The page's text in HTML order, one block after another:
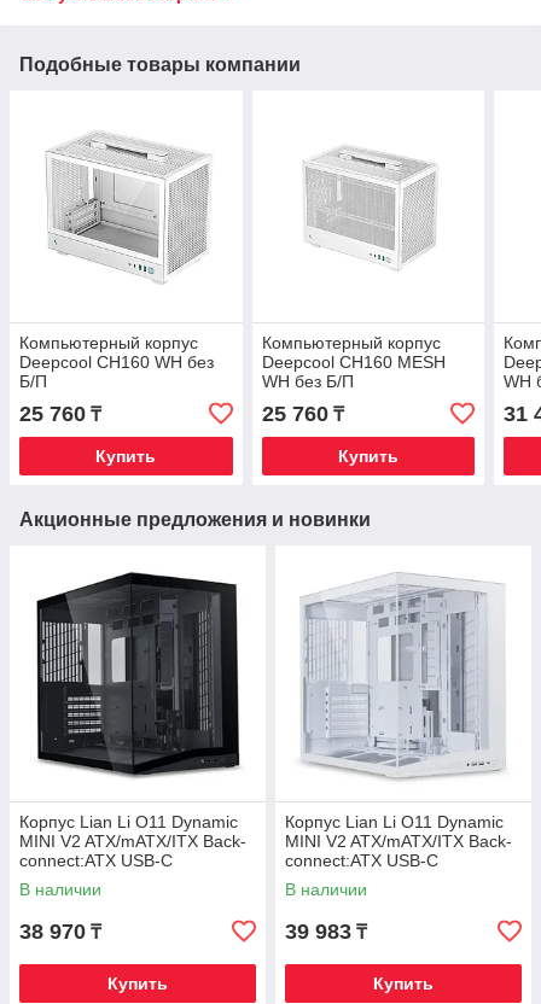
Подобные товары компании
Компьютерный корпус
Deepcool CH160 WH без
Б/П
25 760 ₸
Купить
Компьютерный корпус
Deepcool CH160 MESH
WH без Б/П
25 760₸
Купить
WH
31
Акционные предложения и новинки
Корпус Lian Li O11 Dynamic
MINI V2 ATX/mATX/ITX Back-
connect:ATX USB-C
G99.O11DMIV2X.00 Черный
В наличии
38 970 ₸
Купить
Корпус Lian Li O11 Dynamic
MINI V2 ATX/mATX/ITX Back-
connect:ATX USB-C
G99.O11DMIV2W.00 Белый
В наличии
39 983 ₸
Купить